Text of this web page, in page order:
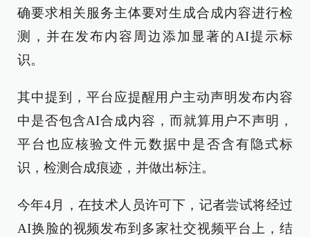
确要求相关服务主体要对生成合成内容进行检
测，并在发布内容周边添加显著的AI提示标
识。
其中提到，平台应提醒用户主动声明发布内容
中是否包含AI合成内容，而就算用户不声明，
平台也应核验文件元数据中是否含有隐式标
识，检测合成痕迹，并做出标注。
今年4月，在技术人员许可下，记者尝试将经过
AI换脸的视频发布到多家社交视频平台上，结